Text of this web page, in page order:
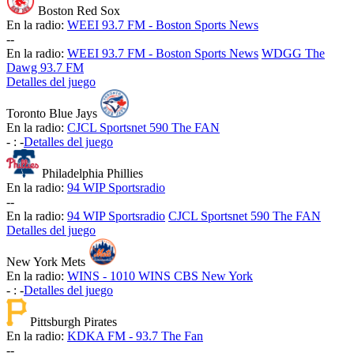
Boston Red Sox
En la radio: WEEI 93.7 FM - Boston Sports News
--
En la radio: WEEI 93.7 FM - Boston Sports News WDGG The
Dawg 93.7 FM
Detalles del juego
Toronto Blue Jays
En la radio: CJCL Sportsnet 590 The FAN
- : -Detalles del juego
Philadelphia Phillies
En la radio: 94 WIP Sportsradio
--
En la radio: 94 WIP Sportsradio CJCL Sportsnet 590 The FAN
Detalles del juego
New York Mets
En la radio: WINS - 1010 WINS CBS New York
- : -Detalles del juego
Pittsburgh Pirates
En la radio: KDKA FM - 93.7 The Fan
--